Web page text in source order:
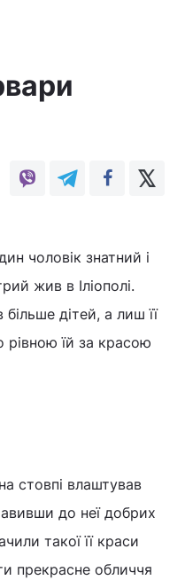
чоловік знатний і
жив в Іліополі.
дітей, а лиш її
рівною їй за красою
стовпі влаштував
до неї добрих
такої її краси
прекрасне обличчя